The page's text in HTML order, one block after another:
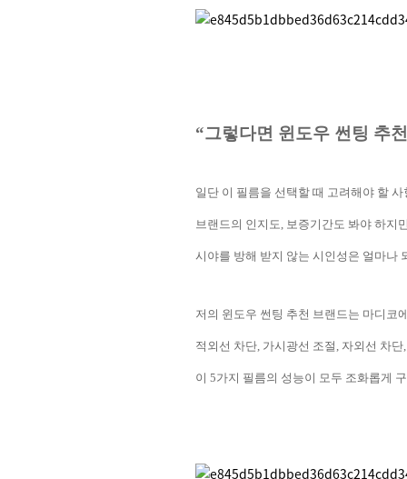
“그렇다면 윈도우 썬팅 추
일단 이 필름을 선택할 때 고려해야 할
브랜드의 인지도, 보증기간도 봐야 하지
시야를 방해 받지 않는 시인성은 얼마나
저의 윈도우 썬팅 추천 브랜드는 마디코
적외선 차단 가시광선 조절 자외선 차단
이 5가지 필름의 성능이 모두 조화롭게